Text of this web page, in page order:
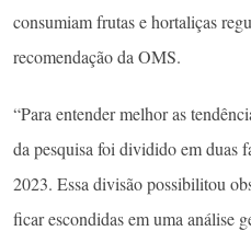
consumiam frutas e hortaliças
recomendação da OMS.
“Para entender melhor as
da pesquisa foi dividido em duas
2023. Essa divisão possibilitou
ficar escondidas em uma análise